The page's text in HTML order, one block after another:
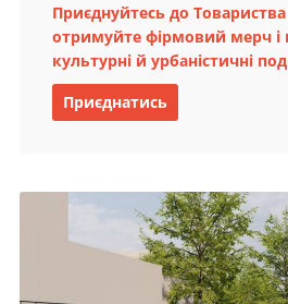
Приєднуйтесь до
отримуйте фірмовий мерч і
культурні й урбаністичні
Приєднатись